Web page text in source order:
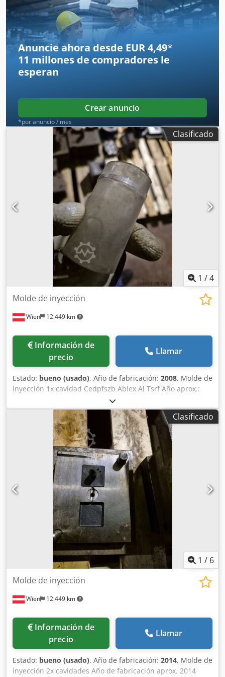
oferta de precio para los demás dispositivos que aparecen
en la imagen.
Anuncie ahora desde EUR 4,49*
11 millones de compradores le
esperan
Crear anuncio
*por anuncio / mes
Clasificado
1 /4
Wien 12.449 km
Molde de inyección
Información de
precio
Llamar
Estado: bueno (usado), Año de fabricación: 2008, Molde de
inyección 1x cavidad Cedpfszb Ablex Al Tsrf Año aprox.:
Clasificado
1 / 6
Wien 12.449 km
Molde de inyección
Información de
precio
Llamar
Estado: bueno (usado), Año de fabricación: 2014, Molde de
inyección 2x cavidades Año de fabricación aprox. 2014